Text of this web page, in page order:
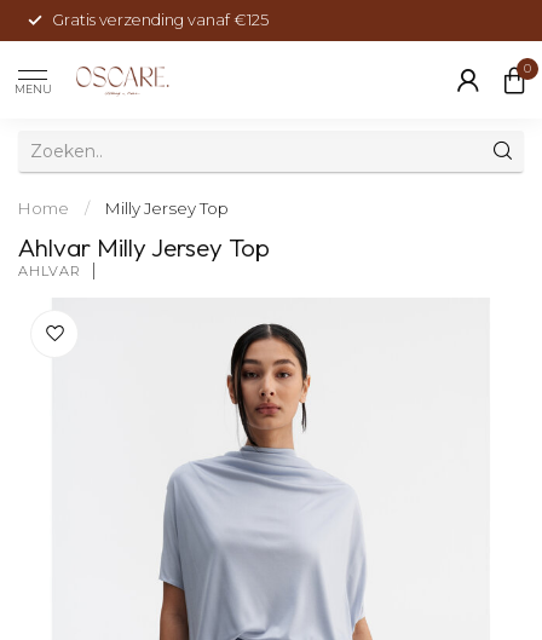
Gratis verzending vanaf €125
MENU
0
Home / Milly Jersey Top
Ahlvar Milly Jersey Top
AHLVAR